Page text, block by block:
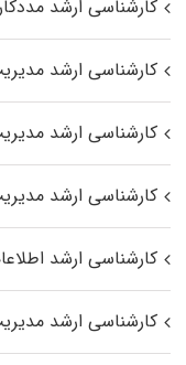
کارشناسی ارشد
کارشناسی ارشد
کارشناسی ارشد
کارشناسی ارشد
کارشناسی ارشد
کارشناسی ارشد